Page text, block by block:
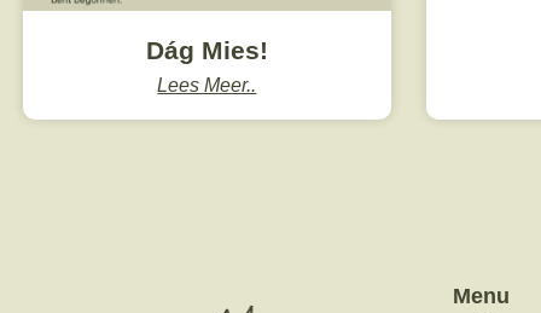
Dág Mies!
Lees Meer..
Menu